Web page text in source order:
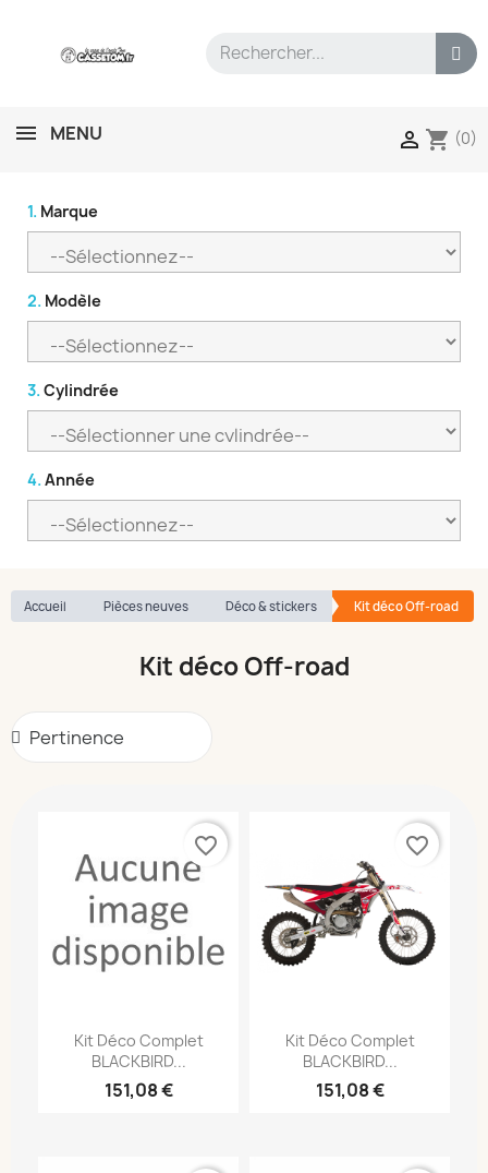
MENU  shopping_cart (0)
1. Marque
2. Modèle
3. Cylindrée
4. Année
Accueil Pièces neuves Déco & stickers Kit déco Off-road
Kit déco Off-road
Kit Déco Complet
BLACKBIRD...
151,08 €
favorite_border
Kit Déco Complet
BLACKBIRD...
151,08 €
favorite_border